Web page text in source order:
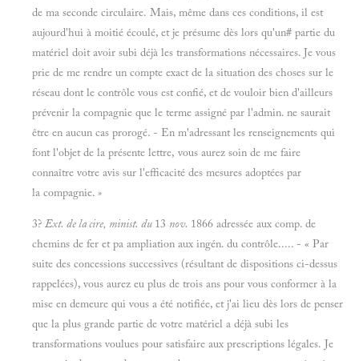
de ma seconde circulaire. Mais, même dans ces conditions, il est
aujourd'hui à moitié écoulé, et je présume dès lors qu'un# partie du
matériel doit avoir subi déjà les transformations nécessaires. Je vous
prie de me rendre un compte exact de la situation des choses sur le
réseau dont le contrôle vous est confié, et de vouloir bien d'ailleurs
prévenir la compagnie que le terme assigné par l'admin. ne saurait
être en aucun cas prorogé. - En m'adressant les renseignements qui
font l'objet de la présente lettre, vous aurez soin de me faire
connaître votre avis sur l'efficacité des mesures adoptées par
la compagnie. »
3? Ext. de la cire, minist. du 13 nov. 1866 adressée aux comp. de
chemins de fer et pa ampliation aux ingén. du contrôle..... - « Par
suite des concessions successives (résultant de dispositions ci-dessus
rappelées), vous aurez eu plus de trois ans pour vous conformer à la
mise en demeure qui vous a été notifiée, et j'ai lieu dès lors de penser
que la plus grande partie de votre matériel a déjà subi les
transformations voulues pour satisfaire aux prescriptions légales. Je